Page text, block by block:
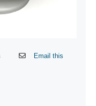
Email this